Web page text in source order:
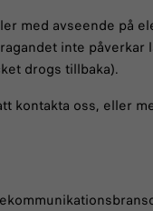
med avseende på
inte påverkar
drogs tillbaka).
kontakta oss, eller